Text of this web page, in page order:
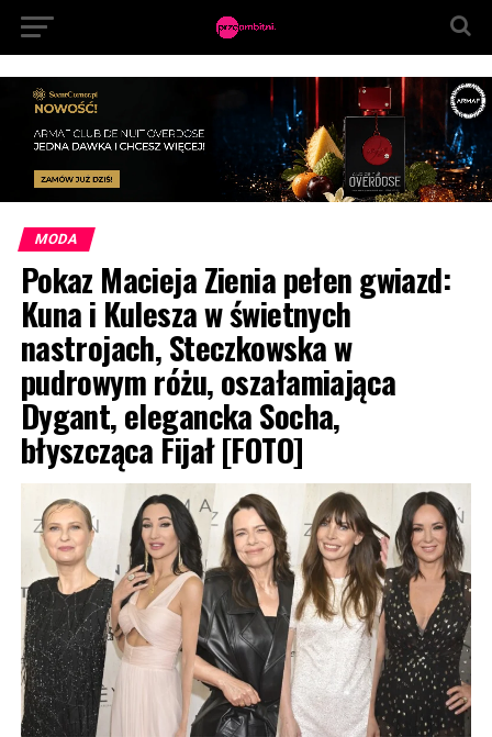
MODA
Pokaz Macieja Zienia pełen gwiazd:
Kuna i Kulesza w świetnych
nastrojach, Steczkowska w
pudrowym różu, oszałamiająca
Dygant, elegancka Socha,
błyszcząca Fijał [FOTO]